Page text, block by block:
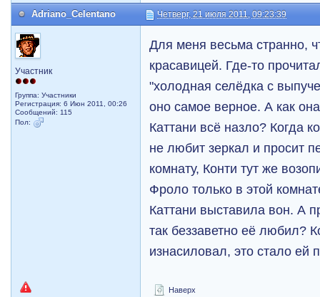
Adriano_Celentano Четверг, 21 июля 2011, 09:23:39
Участник
Группа: Участники
Регистрация: 6 Июн 2011, 00:26
Сообщений: 115
Пол:
Для меня весьма странно,
красавицей. Где-то
"холодная селёдка с
оно самое верное. А как
Каттани всё назло? Когда
не любит зеркал и просит
комнату, Конти тут же
Фроло только в этой
Каттани выставила вон. А
так беззаветно её любил?
изнасиловал, это стало ей
Наверх